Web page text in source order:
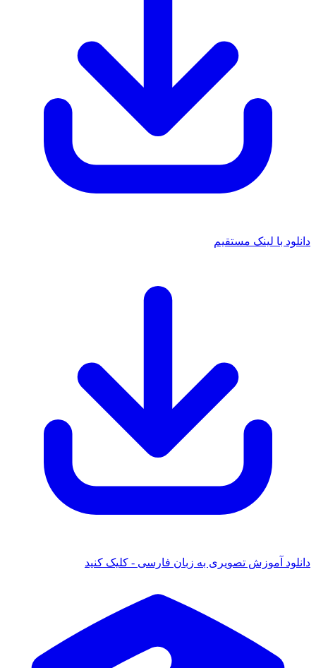
دانلود با لینک مستقیم
دانلود آموزش تصویری به زبان فارسی - کلیک کنید